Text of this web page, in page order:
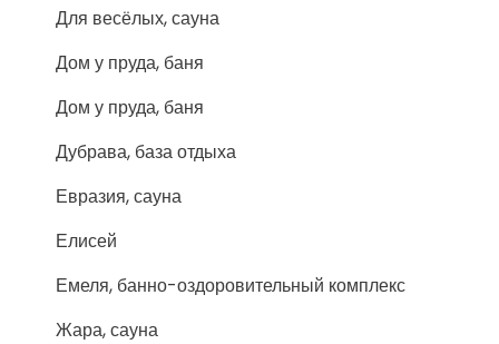
Для весёлых, сауна
Дом у пруда, баня
Дом у пруда, баня
Дубрава, база отдыха
Евразия, сауна
Елисей
Емеля, банно-оздоровительный комплекс
Жара, сауна